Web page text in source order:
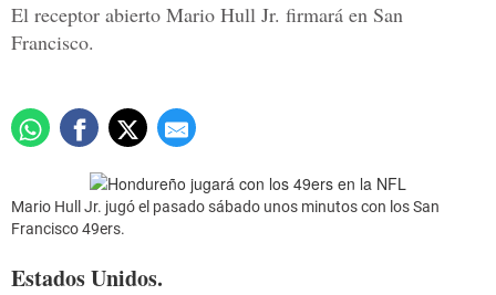
El receptor abierto Mario Hull Jr. firmará en San
Francisco.
Mario Hull Jr. jugó el pasado sábado unos minutos con los San
Francisco 49ers.
Estados Unidos.